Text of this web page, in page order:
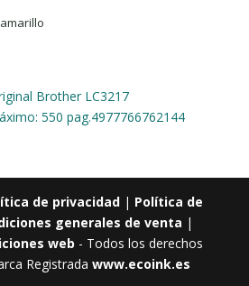
Brother LC3217
550 pag.4977766762144
de privacidad| Política de
generales de venta |
web - Todos los derechos
Registradawww.ecoink.es